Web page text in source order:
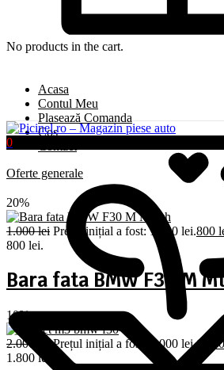
No products in the cart.
Acasa
Contul Meu
Plasează Comanda
Coș
Oferte generale
20%
1.000lei Prețul inițial a fost: 1.000 lei.800
800 lei.
Bara fata BMW F30 M
10%
2.000 Prețul inițial a fost: 2.000 lei.
1.800 lei.
0